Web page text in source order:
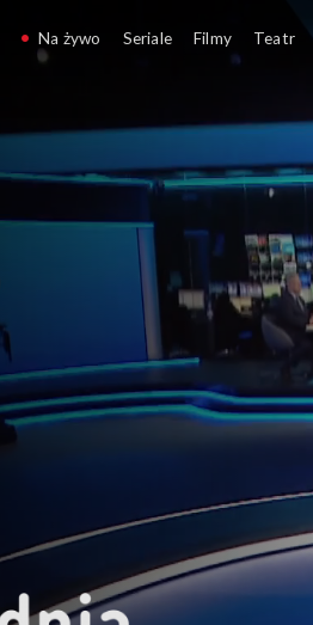
Na żywo Seriale Filmy Teatr